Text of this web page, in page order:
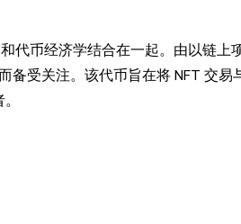
代币经济学结合在一起。由以链上
备受关注。该代币旨在将 NFT 交易